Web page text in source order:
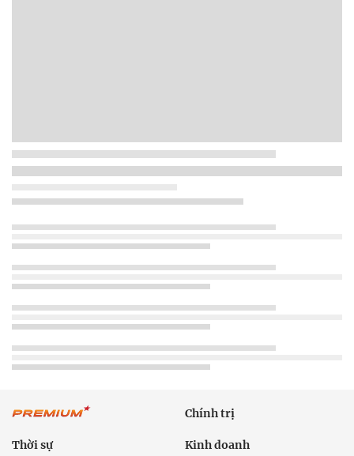
Chính trị
Thời sự Kinh doanh